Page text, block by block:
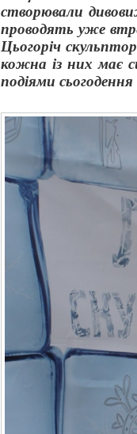
створювали
проводять уже
Цьогоріч
кожна із них має
подіями сьогодення